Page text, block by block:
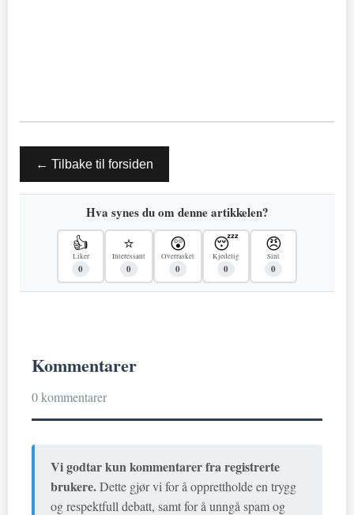
← Tilbake til forsiden
Hva synes du om denne artikkelen?
👍
Liker
0
⭐
Interessant
0
😲
Overrasket
0
😴
Kjedelig
0
😠
Sint
0
Kommentarer
0 kommentarer
Vi godtar kun kommentarer fra registrerte
brukere.Dette gjør vi for å opprettholde en trygg
og respektfull debatt, samt for å unngå spam og